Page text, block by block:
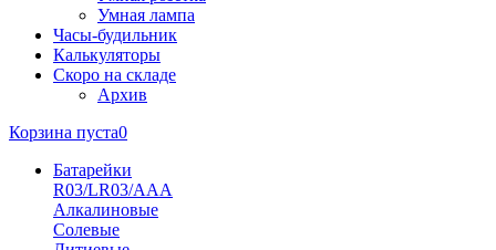
Умная лампа
Часы-будильник
Калькуляторы
Скоро на складе
Архив
Корзина пуста0
Батарейки
R03/LR03/AAA
Алкалиновые
Солевые